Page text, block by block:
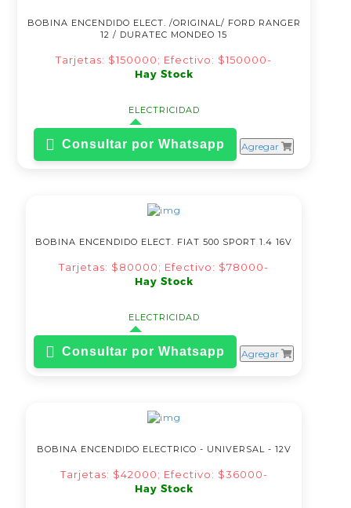
BOBINA ENCENDIDO ELECT. /ORIGINAL/ FORD RANGER
12 / DURATEC MONDEO 15
Tarjetas: $150000; Efectivo: $150000-
Hay Stock
ELECTRICIDAD
Consultar por Whatsapp Agregar
BOBINA ENCENDIDO ELECT. FIAT 500 SPORT 1.4 16V
Tarjetas: $80000; Efectivo: $78000-
Hay Stock
ELECTRICIDAD
Consultar por Whatsapp Agregar
BOBINA ENCENDIDO ELECTRICO - UNIVERSAL - 12V
Tarjetas: $42000; Efectivo: $36000-
Hay Stock